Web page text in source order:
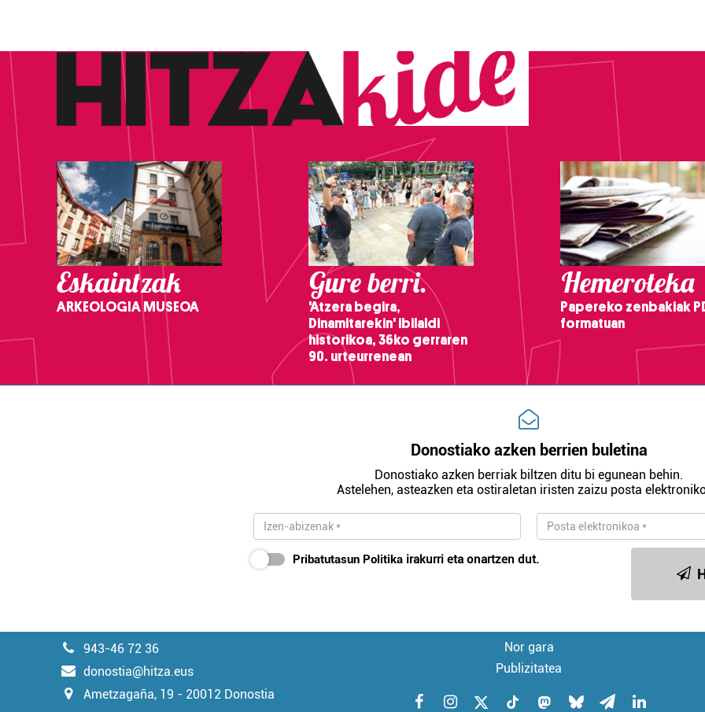
Eskaintzak
ARKEOLOGIA MUSEOA
Gure berri.
'Atzera begira,
Dinamitarekin' ibilaldi
historikoa, 36ko gerraren
90. urteurrenean
Hemeroteka
Papereko zenbakiak
formatuan
Donostiako azken berrien buletina
Donostiako azken berriak biltzen ditu bi egunean behin.
Astelehen, asteazken eta ostiraletan iristen zaizu posta
Pribatutasun Politika irakurri eta onartzen dut.
943-46 72 36
donostia@hitza.eus
Ametzagaña, 19 - 20012 Donostia
Nor gara
Publizitatea